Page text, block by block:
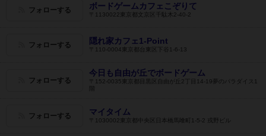
フォローする ボードゲームカフェこぞりて
〒1130022東京都文京区千駄木2-40-2
フォローする 隠れ家カフェ1-Point
〒110-0004東京都台東区下谷1-6-13
フォローする
今日も自由が丘でボードゲーム
〒152-0035東京都目黒区自由が丘2丁目14-19夢のパラダイス1
階
フォローする マイタイム
〒1030002東京都中央区日本橋馬喰町1-5-2 戎野ビル